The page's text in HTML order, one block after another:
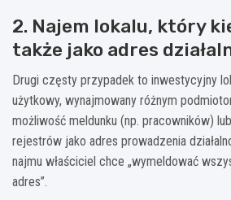
2. Najem lokalu, który
także jako adres
Drugi częsty przypadek to inwestycyjny
użytkowy, wynajmowany różnym
możliwość meldunku (np. pracowników)
rejestrów jako adres prowadzenia
najmu właściciel chce „wymeldować
adres”.